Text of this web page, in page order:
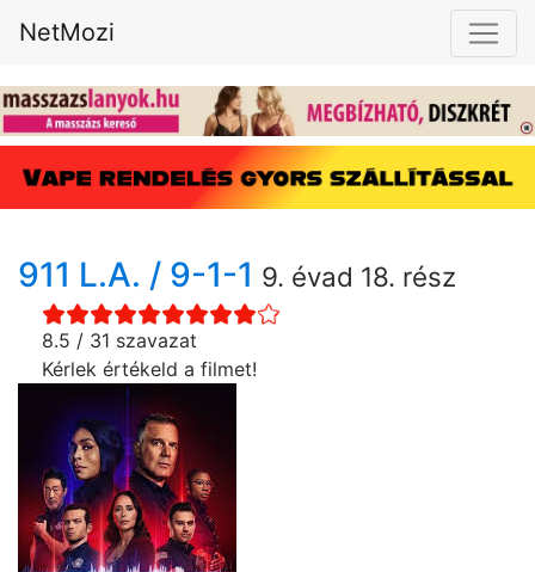
NetMozi
911 L.A. / 9-1-1 9. évad 18. rész
8.5 / 31 szavazat
Kérlek értékeld a filmet!